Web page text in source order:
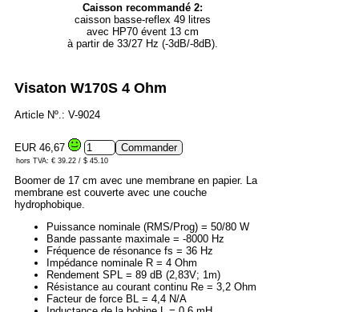
Caisson recommandé 2:
caisson basse-reflex 49 litres
avec HP70 évent 13 cm
à partir de 33/27 Hz (-3dB/-8dB).
Visaton W170S 4 Ohm
Article Nº.: V-9024
EUR 46,67
hors TVA: € 39.22 / $ 45.10
Boomer de 17 cm avec une membrane en papier. La
membrane est couverte avec une couche
hydrophobique.
Puissance nominale (RMS/Prog) = 50/80 W
Bande passante maximale = -8000 Hz
Fréquence de résonance fs = 36 Hz
Impédance nominale R = 4 Ohm
Rendement SPL = 89 dB (2,83V; 1m)
Résistance au courant continu Re = 3,2 Ohm
Facteur de force BL = 4,4 N/A